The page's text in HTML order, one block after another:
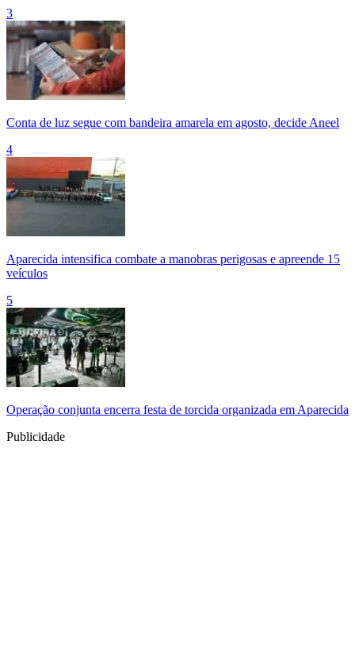
3
Conta de luz segue com bandeira amarela em agosto, decide Aneel
4
Aparecida intensifica combate a manobras perigosas e apreende 15
veículos
5
Operação conjunta encerra festa de torcida organizada em Aparecida
Publicidade